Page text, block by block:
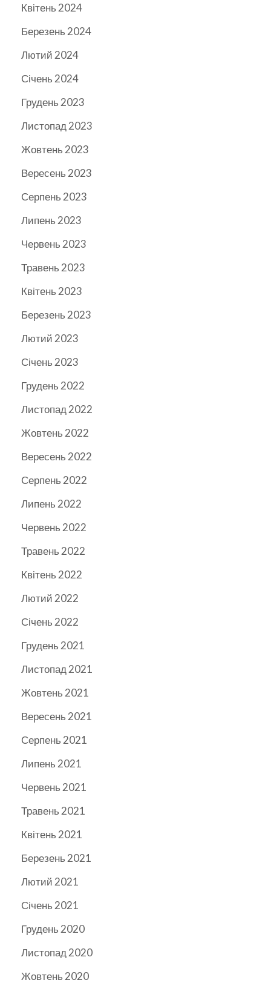
Квітень 2024
Березень 2024
Лютий 2024
Січень 2024
Грудень 2023
Листопад 2023
Жовтень 2023
Вересень 2023
Серпень 2023
Липень 2023
Червень 2023
Травень 2023
Квітень 2023
Березень 2023
Лютий 2023
Січень 2023
Грудень 2022
Листопад 2022
Жовтень 2022
Вересень 2022
Серпень 2022
Липень 2022
Червень 2022
Травень 2022
Квітень 2022
Лютий 2022
Січень 2022
Грудень 2021
Листопад 2021
Жовтень 2021
Вересень 2021
Серпень 2021
Липень 2021
Червень 2021
Травень 2021
Квітень 2021
Березень 2021
Лютий 2021
Січень 2021
Грудень 2020
Листопад 2020
Жовтень 2020